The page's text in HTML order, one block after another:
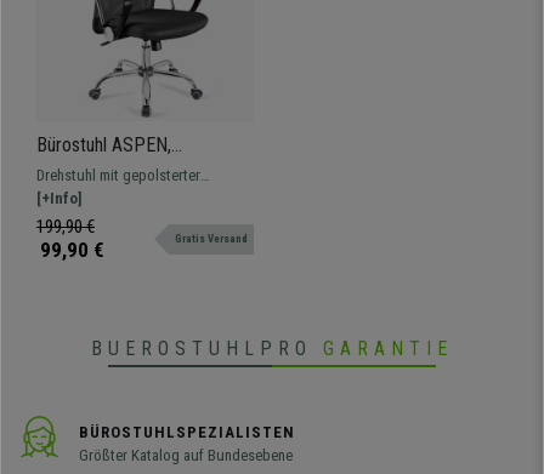
- Robustes Fußkreuz aus verchromtem Aluminium
Rollen für alle Bodenarten (Parkett, Fliesen usw.)
Bürostuhl ASPEN,
atmungsaktiver Netzbezug,
dichte Sitzpolsterung, Farbe
Grau
Drehstuhl mit gepolsterter
Sitzfläche, atmungsaktivem
Stoffbezug und hoher
Rückenlehne, in verschiedenen
[+Info]
199,90 €
99,90 € Gratis Versand
BUEROSTUHLPRO GARANTIE
BÜROSTUHLSPEZIALISTEN
Größter Katalog auf Bundesebene